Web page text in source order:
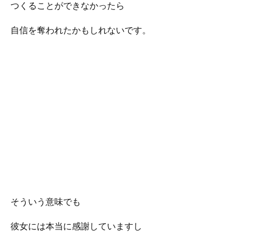
つくることができなかったら
自信を奪われたかもしれないです。
そういう意味でも
彼女には本当に感謝していますし